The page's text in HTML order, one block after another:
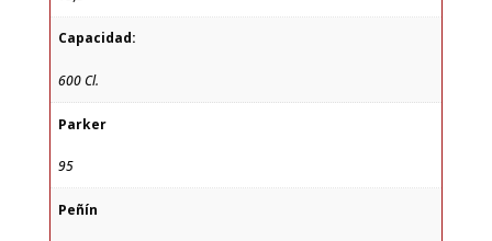
Capacidad:
600 Cl.
Parker
95
Peñín